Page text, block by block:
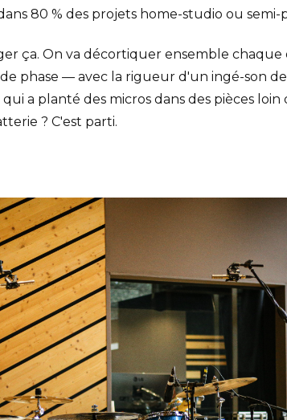
80 % des projets home-studio ou semi-
ça. On va décortiquer ensemble
phase — avec la rigueur d'un ingé-son
a planté des micros dans des pièces loin
? C'est parti.